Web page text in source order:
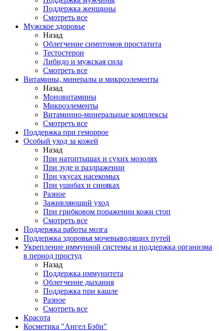
Поддержка женщины
Смотреть все
Мужское здоровье
Назад
Облегчение симптомов простатита
Тестостерон
Либидо и мужская сила
Смотреть все
Витамины, минералы и микроэлементы
Назад
Моновитамины
Микроэлементы
Витаминно-минеральные комплексы
Смотреть все
Поддержка при геморрое
Особый уход за кожей
Назад
При натоптышах и сухих мозолях
При зуде и раздражении
При укусах насекомых
При ушибах и синяках
Разное
Заживляющий уход
При грибковом поражении кожи стоп
Смотреть все
Поддержка работы мозга
Поддержка здоровья мочевыводящих путей
Укрепление иммунной системы и поддержка организма
в период простуд
Назад
Поддержка иммунитета
Облегчение дыхания
Поддержка при кашле
Разное
Смотреть все
Красота
Косметика "Ангел Бэби"